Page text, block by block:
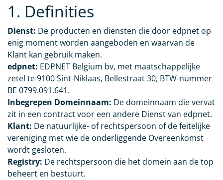
1. Definities
Dienst: De producten en diensten die door edpnet op
enig moment worden aangeboden en waarvan de
Klant kan gebruik maken.
edpnet: EDPNET Belgium bv, met maatschappelijke
zetel te 9100 Sint-Niklaas, Bellestraat 30, BTW-nummer
BE 0799.091.641.
Inbegrepen Domeinnaam: De domeinnaam die vervat
zit in een contract voor een andere Dienst van edpnet.
Klant: De natuurlijke- of rechtspersoon of de feitelijke
vereniging met wie de onderliggende Overeenkomst
wordt gesloten.
Registry: De rechtspersoon die het domein aan de top
beheert en bestuurt.